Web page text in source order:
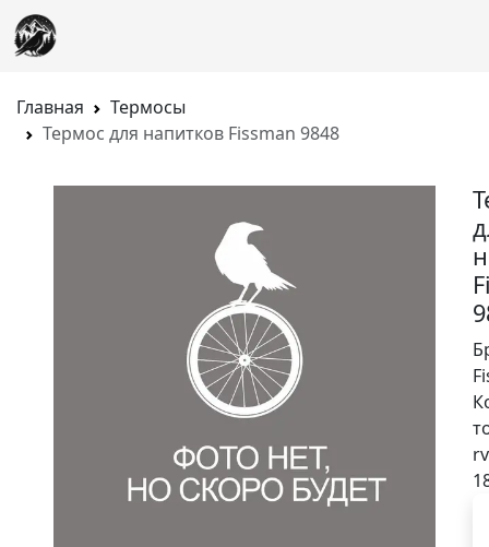
Главная
Термосы
Термос для напитков Fissman 9848